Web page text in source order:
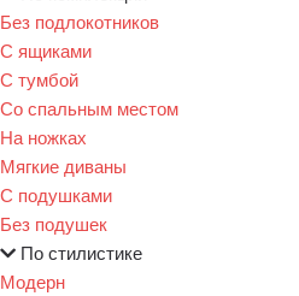
Без подлокотников
С ящиками
С тумбой
Со спальным местом
На ножках
Мягкие диваны
С подушками
Без подушек
По стилистике
Модерн